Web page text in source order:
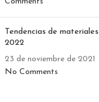
Tendencias de materiales
2022
23 de noviembre de 2021
No Comments